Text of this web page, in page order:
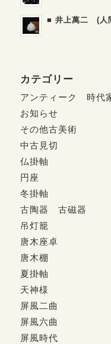
■ 井上萬二 (人
カテゴリー
アンティーク 時代
お知らせ
その他古美術
中古見切
仏掛軸
円座
冬掛軸
古陶器 古磁器
吊灯籠
唐木座卓
唐木棚
夏掛軸
天神様
屏風二曲
屏風六曲
屏風時代